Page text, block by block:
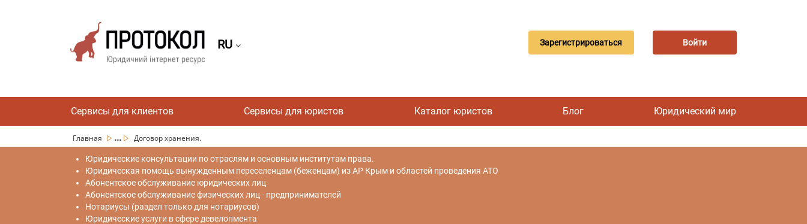
RU Зарегистрироваться Войти
Сервисы для клиентов Сервисы для юристов Каталог юристов Блог Юридический мир
Главная ... Договор хранения.
Юридические консультации по отраслям и основным институтам права.
Юридическая помощь вынужденным переселенцам (беженцам) из АР Крым и областей проведения АТО
Абонентское обслуживание юридических лиц
Абонентское обслуживание физических лиц - предпринимателей
Нотариусы (раздел только для нотариусов)
Юридические услуги в сфере девелопмента